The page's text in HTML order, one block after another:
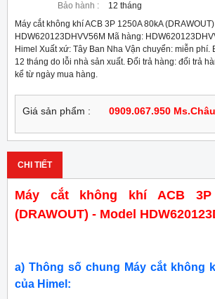
Bảo hành :
12 tháng
Máy cắt không khí ACB 3P 1250A 80kA (DRAWOUT)
HDW620123DHVV56M Mã hàng:
Himel Xuất xứ: Tây Ban Nha Vận chuyển: miễn phí.
12 tháng do lỗi nhà sản xuất. Đổi trả hàng: đổi trả
kể từ ngày mua hàng.
Giá sản phẩm : 0909.067.950 Ms.Châu
CHI TIẾT
Máy cắt không khí ACB 3P
(DRAWOUT) - Model
a) Thông số chung Máy cắt không
của Himel: